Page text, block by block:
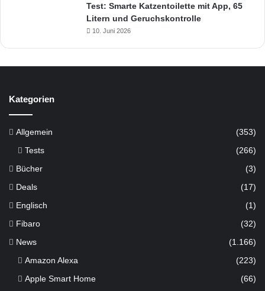
Test: Smarte Katzentoilette mit App, 65
Litern und Geruchskontrolle
10. Juni 2026
Kategorien
Allgemein (353)
Tests (266)
Bücher (3)
Deals (17)
Englisch (1)
Fibaro (32)
News (1.166)
Amazon Alexa
(223)
Apple Smart Home
(66)